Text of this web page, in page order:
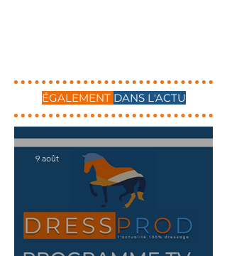
ÉGALEMENT DANS L'ACTU
9 août